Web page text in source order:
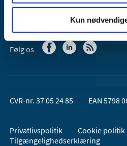
Kun
Følg os
CVR-nr. 37 05 24 85 EAN 5798
Privatlivspolitik
Cookie politik
Tilgængelighedserklæring